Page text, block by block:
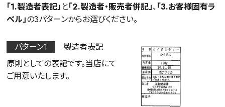
「1.製造者表記」 と「2.製造者・販売者併記」、「3.お客様固有ラ
ベル」の3パターンからお選びください。
パターン1
製造者表記
原則としての表記です。当店にて
ご用意いたします。